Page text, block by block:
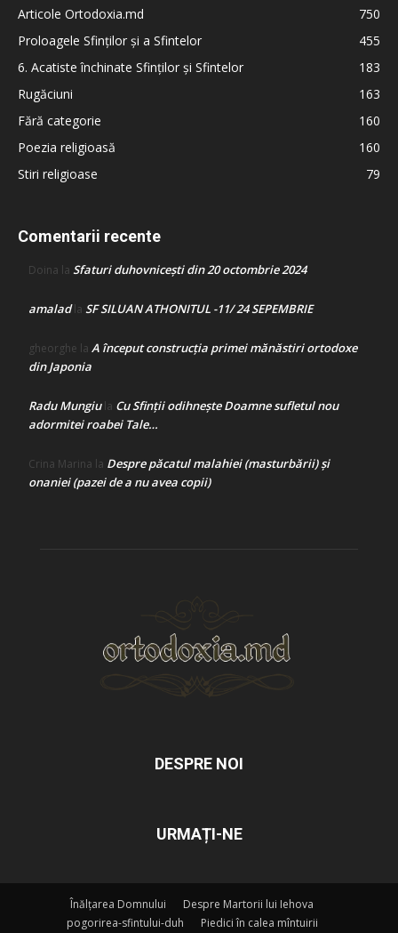
Articole Ortodoxia.md
750
Proloagele Sfinților și a Sfintelor
455
6. Acatiste închinate Sfinților și Sfintelor
183
Rugăciuni
163
Fără categorie
160
Poezia religioasă
160
Stiri religioase
79
Comentarii recente
Doina la Sfaturi duhovnicești din 20 octombrie 2024
amaladla SF SILUAN ATHONITUL -11/ 24 SEPEMBRIE
gheorghe la A început construcţia primei mănăstiri ortodoxe
din Japonia
Radu Mungiula Cu Sfinții odihnește Doamne sufletul nou
adormitei roabei Tale…
Crina Marina la Despre păcatul malahiei (masturbării) şi
onaniei (pazei de a nu avea copii)
DESPRE NOI
URMAȚI-NE
Înălțarea Domnului
Despre Martorii lui Iehova
pogorirea-sfintului-duh
Piedici în calea mîntuirii